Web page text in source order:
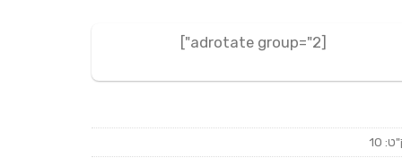
[adrotate group="2"]
10